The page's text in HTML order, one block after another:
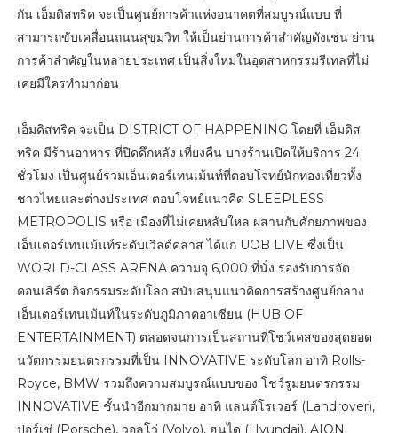
กัน เอ็มดิสทริค จะเป็นศูนย์การค้าแห่งอนาคตที่สมบูรณ์แบบ ที่
สามารถขับเคลื่อนถนนสุขุมวิท ให้เป็นย่านการค้าสำคัญดังเช่น ย่าน
การค้าสำคัญในหลายประเทศ เป็นสิ่งใหม่ในอุตสาหกรรมรีเทลที่ไม่
เคยมีใครทำมาก่อน
เอ็มดิสทริค จะเป็น DISTRICT OF HAPPENING โดยที่ เอ็มดิส
ทริค มีร้านอาหาร ที่ปิดดึกหลัง เที่ยงคืน บางร้านเปิดให้บริการ 24
ชั่วโมง เป็นศูนย์รวมเอ็นเตอร์เทนเม้นท์ที่ตอบโจทย์นักท่องเที่ยวทั้ง
ชาวไทยและต่างประเทศ ตอบโจทย์แนวคิด SLEEPLESS
METROPOLIS หรือ เมืองที่ไม่เคยหลับใหล ผสานกับศักยภาพของ
เอ็นเตอร์เทนเม้นท์ระดับเวิลด์คลาส ได้แก่ UOB LIVE ซึ่งเป็น
WORLD-CLASS ARENA ความจุ 6,000 ที่นั่ง รองรับการจัด
คอนเสิร์ต กิจกรรมระดับโลก สนับสนุนแนวคิดการสร้างศูนย์กลาง
เอ็นเตอร์เทนเม้นท์ในระดับภูมิภาคอาเซียน (HUB OF
ENTERTAINMENT) ตลอดจนการเป็นสถานที่โชว์เคสของสุดยอด
นวัตกรรมยนตรกรรมที่เป็น INNOVATIVE ระดับโลก อาทิ Rolls-
Royce, BMW รวมถึงความสมบูรณ์แบบของ โชว์รูมยนตรกรรม
INNOVATIVE ชั้นนำอีกมากมาย อาทิ แลนด์โรเวอร์ (Landrover),
ปอร์เช่ (Porsche), วอลโว่ (Volvo), ฮุนได (Hyundai), AION